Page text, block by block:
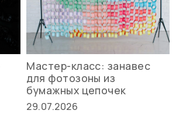
Мастер-класс: занавес
для фотозоны из
бумажных цепочек
29.07.2026